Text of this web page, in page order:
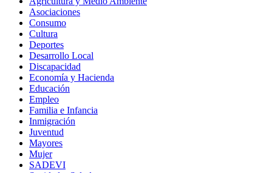
Asociaciones
Consumo
Cultura
Deportes
Desarrollo Local
Discapacidad
Economía y Hacienda
Educación
Empleo
Familia e Infancia
Inmigración
Juventud
Mayores
Mujer
SADEVI